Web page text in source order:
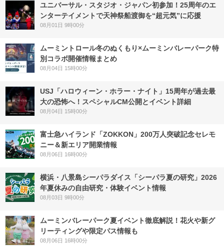
ユニバーサル・スタジオ・ジャパン初参加！25周年のエ
ンターテイメントで天神祭船渡御を“超元気”に応援
08月01日 9時00分
ムーミントロール冬のぬくもり×ムーミンバレーパーク特
別コラボ開催情報まとめ
08月04日 15時00分
USJ「ハロウィーン・ホラー・ナイト」15周年が過去最
大の恐怖へ！スペシャルCM公開とイベント詳細
08月04日 15時00分
富士急ハイランド「ZOKKON」200万人突破記念セレモ
ニー＆新エリア開業情報
08月06日 16時00分
横浜・八景島シーパラダイス「シーパラ夏の研究」2026
年夏休みの自由研究・体験イベント情報
08月03日 9時00分
ムーミンバレーパーク夏イベント徹底解説！花火や新グ
リーティングや限定パス情報も
08月06日 16時00分